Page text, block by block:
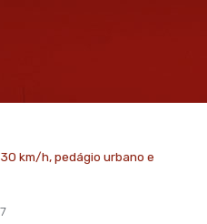
km/h, pedágio urbano e